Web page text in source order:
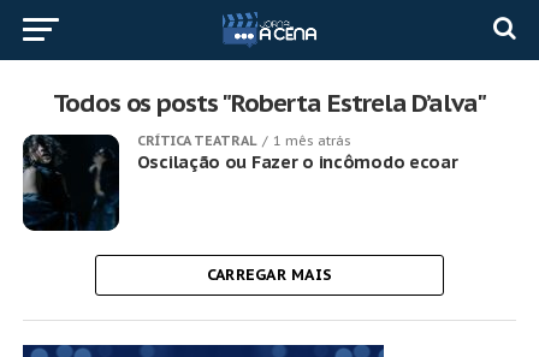
Todos os posts "Roberta Estrela D’alva"
CRÍTICA TEATRAL 1 mês atrás
Oscilação ou Fazer o incômodo ecoar
CARREGAR MAIS